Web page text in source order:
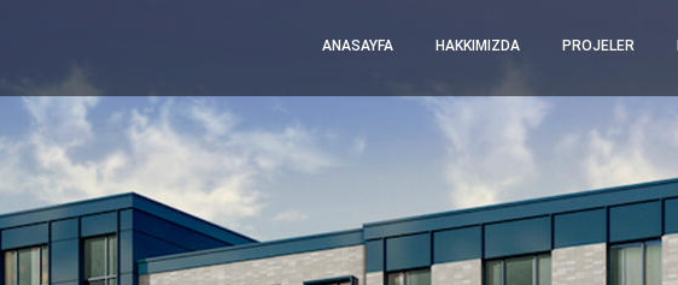
ANASAYFA HAKKIMIZDA PROJELER